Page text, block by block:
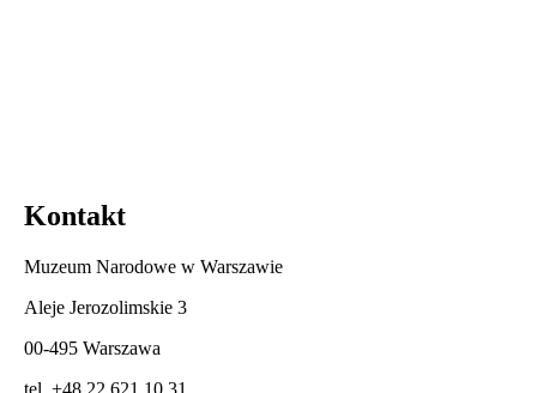
Kontakt
Muzeum Narodowe w Warszawie
Aleje Jerozolimskie 3
00-495 Warszawa
tel. +48 22 621 10 31